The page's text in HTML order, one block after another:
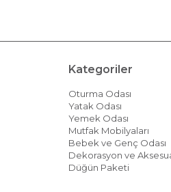
Kategoriler
Oturma Odası
Yatak Odası
Yemek Odası
Mutfak Mobilyaları
Bebek ve Genç Odası
Dekorasyon ve
Düğün Paketi